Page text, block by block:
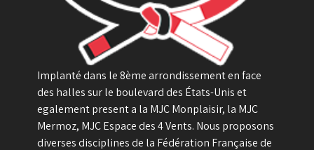
Implanté dans le 8ème arrondissement en face
des halles sur le boulevard des États-Unis et
egalement present a la MJC Monplaisir, la MJC
Mermoz, MJC Espace des 4 Vents. Nous proposons
diverses disciplines de la Fédération Française de